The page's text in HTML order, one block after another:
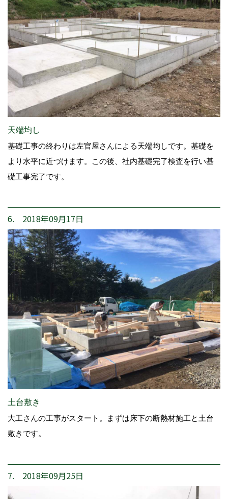
天端均し
基礎工事の終わりは左官屋さんによる天端均しです。基礎を
より水平に近づけます。この後、社内基礎完了検査を行い基
礎工事完了です。
6. 2018年09月17日
土台敷き
大工さんの工事がスタート。まずは床下の断熱材施工と土台
敷きです。
7. 2018年09月25日